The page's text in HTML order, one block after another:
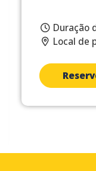
Duração
Local de